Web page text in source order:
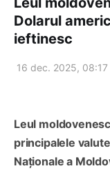
Dolarul
ieftinesc
16 dec. 2025, 08:17
Leul
principalele
Naționale a